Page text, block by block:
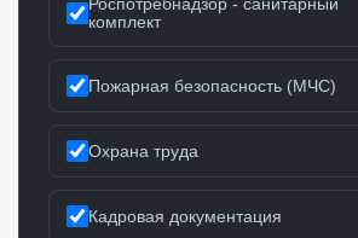
комплект
Пожарная безопасность (МЧС)
Охрана труда
Кадровая документация